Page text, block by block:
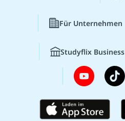
Für Unternehmen
Studyflix Business